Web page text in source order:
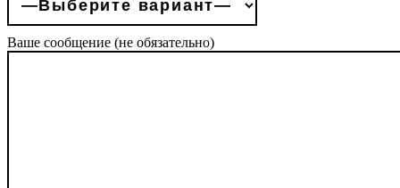
Ваше сообщение (не обязательно)